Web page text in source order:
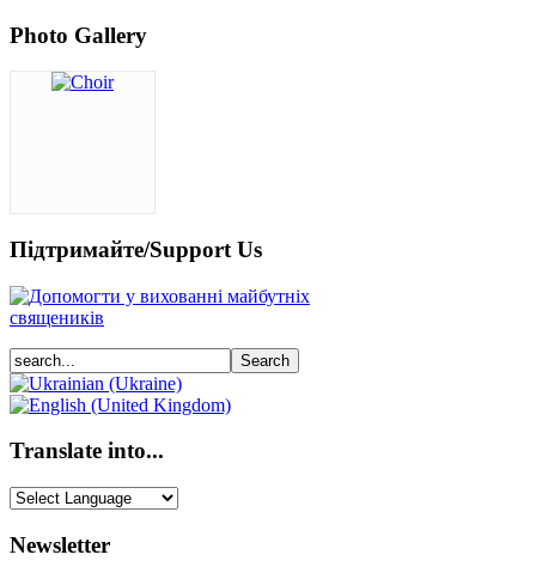
Photo Gallery
Підтримайте/Support Us
Translate into...
Newsletter